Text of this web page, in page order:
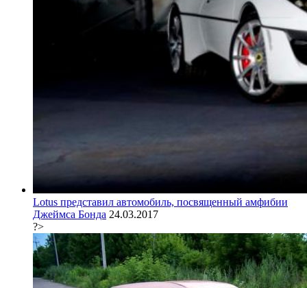
Lotus представил автомобиль, посвященный амфибии
Джеймса Бонда 24.03.2017
?>